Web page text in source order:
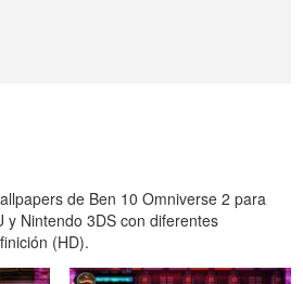
de Ben 10 Omniverse 2 para
y Nintendo 3DS con diferentes
(HD).